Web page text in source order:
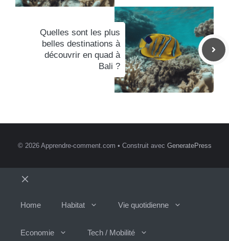
Quelles sont les plus
belles destinations à
découvrir en quad à
Bali ?
© 2026 Apprendre-comment.com • Construit avec GeneratePress
Home
Habitat Vie quotidienne
Economie Tech / Mobilité